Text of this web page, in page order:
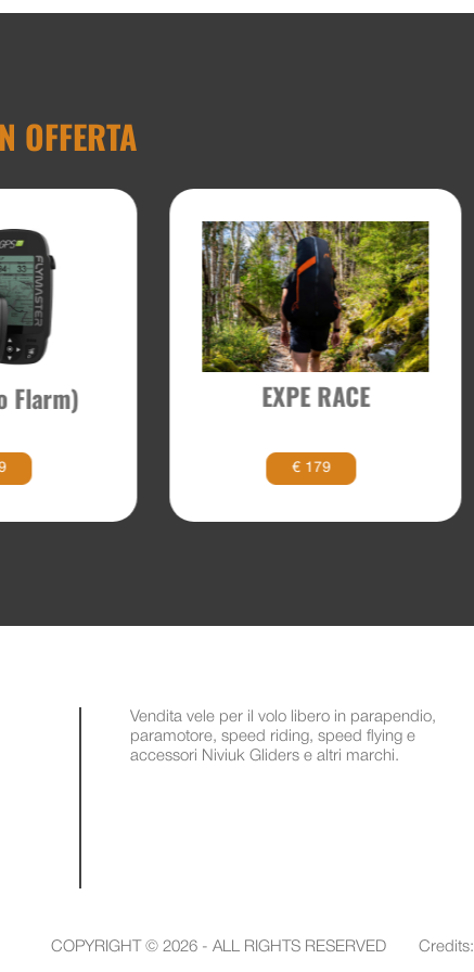
OFFERTA
Flarm) EXPE RACE
€ 179
Vendita vele per il volo libero in parapendio,
paramotore, speed riding, speed flying e
accessori Niviuk Gliders e altri marchi.
COPYRIGHT © 2026 - ALL RIGHTS RESERVED Credits: